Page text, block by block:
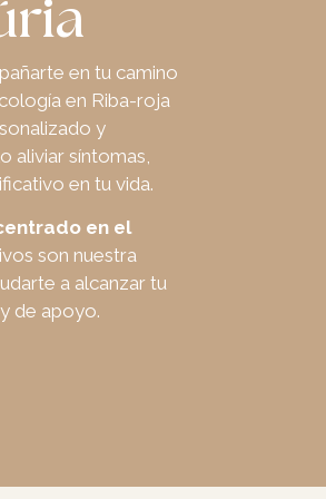
en tu camino
en Riba-roja
y
aliviar síntomas,
en tu vida.
en el
son nuestra
a alcanzar tu
de apoyo.